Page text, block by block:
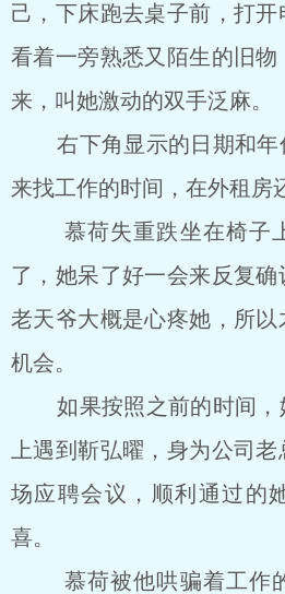
己，下床跑去桌子前，打
看着一旁熟悉又陌生的旧
来，叫她激动的双手泛麻。
右下角显示的日期和年
来找工作的时间，在外租房
慕荷失重跌坐在椅子上
了，她呆了好一会来反复确
老天爷大概是心疼她，所
机会。
如果按照之前的时间，
上遇到靳弘曜，身为公司
场应聘会议，顺利通过的
喜。
慕荷被他哄骗着工作的